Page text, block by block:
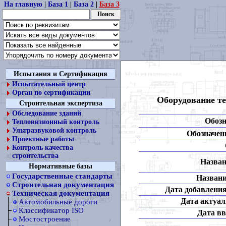
На главную| База 1| База 2| База 3
Испытания и Сертификация
Испытательный центр
Орган по сертификации
Строительная экспертиза
Обследование зданий
Тепловизионный контроль
Ультразвуковой контроль
Проектные работы
Контроль качества
строительства
Нормативные базы
Государственные стандарты
Строительная документация
Техническая документация
Автомобильные дороги
Классификатор ISO
Мостостроение
Оборудование
Дата
Дата
Дата